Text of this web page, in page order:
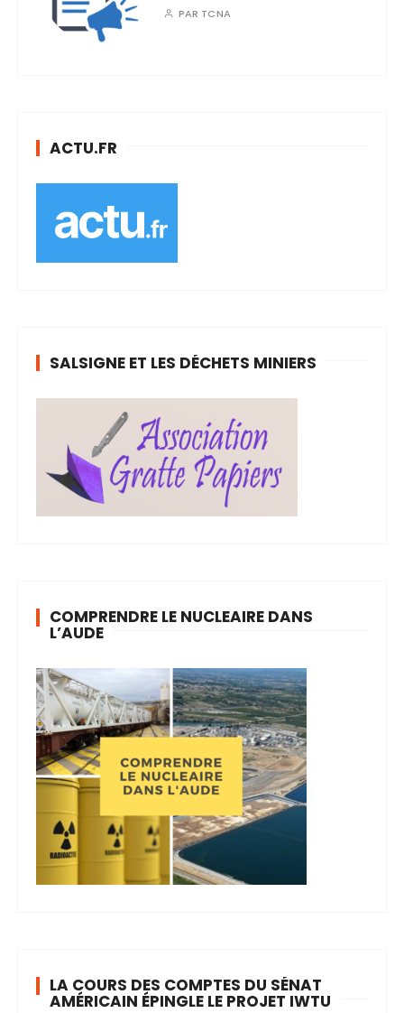
PAR TCNA
ACTU.FR
SALSIGNE ET LES DÉCHETS MINIERS
COMPRENDRE LE NUCLEAIRE DANS
L’AUDE
LA COURS DES COMPTES DU SÉNAT
AMÉRICAIN ÉPINGLE LE PROJET IWTU